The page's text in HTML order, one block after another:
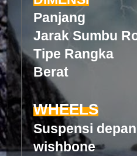
Jarak
Tipe
WHEELS
wishbone